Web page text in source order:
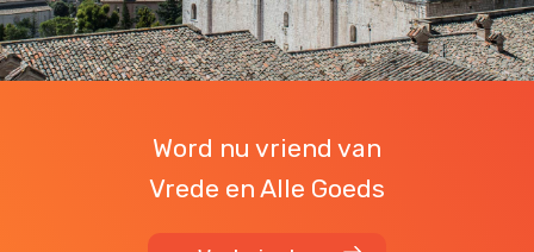
Word nu vriend van
Vrede en Alle Goeds